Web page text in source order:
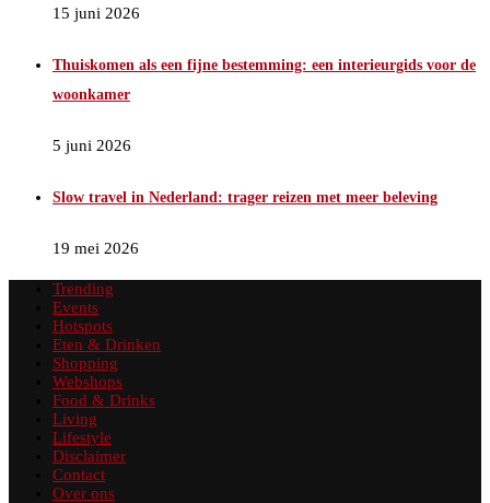
15 juni 2026
Thuiskomen als een fijne bestemming: een interieurgids voor de
woonkamer
5 juni 2026
Slow travel in Nederland: trager reizen met meer beleving
19 mei 2026
Trending
Events
Hotspots
Eten & Drinken
Shopping
Webshops
Food & Drinks
Living
Lifestyle
Disclaimer
Contact
Over ons